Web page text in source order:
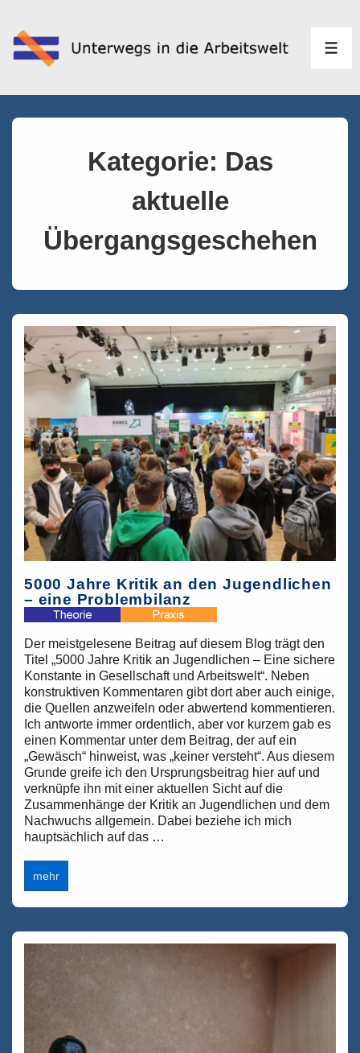
Inhalt
Kategorie: Das
aktuelle
Übergangsgeschehen
5000 Jahre Kritik an den Jugendlichen
– eine Problembilanz
Der meistgelesene Beitrag auf diesem Blog trägt den
Titel „5000 Jahre Kritik an Jugendlichen – Eine sichere
Konstante in Gesellschaft und Arbeitswelt“. Neben
konstruktiven Kommentaren gibt dort aber auch einige,
die Quellen anzweifeln oder abwertend kommentieren.
Ich antworte immer ordentlich, aber vor kurzem gab es
einen Kommentar unter dem Beitrag, der auf ein
„Gewäsch“ hinweist, was „keiner versteht“. Aus diesem
Grunde greife ich den Ursprungsbeitrag hier auf und
verknüpfe ihn mit einer aktuellen Sicht auf die
Zusammenhänge der Kritik an Jugendlichen und dem
Nachwuchs allgemein. Dabei beziehe ich mich
hauptsächlich auf das …
5000
Problembilanz
mehr